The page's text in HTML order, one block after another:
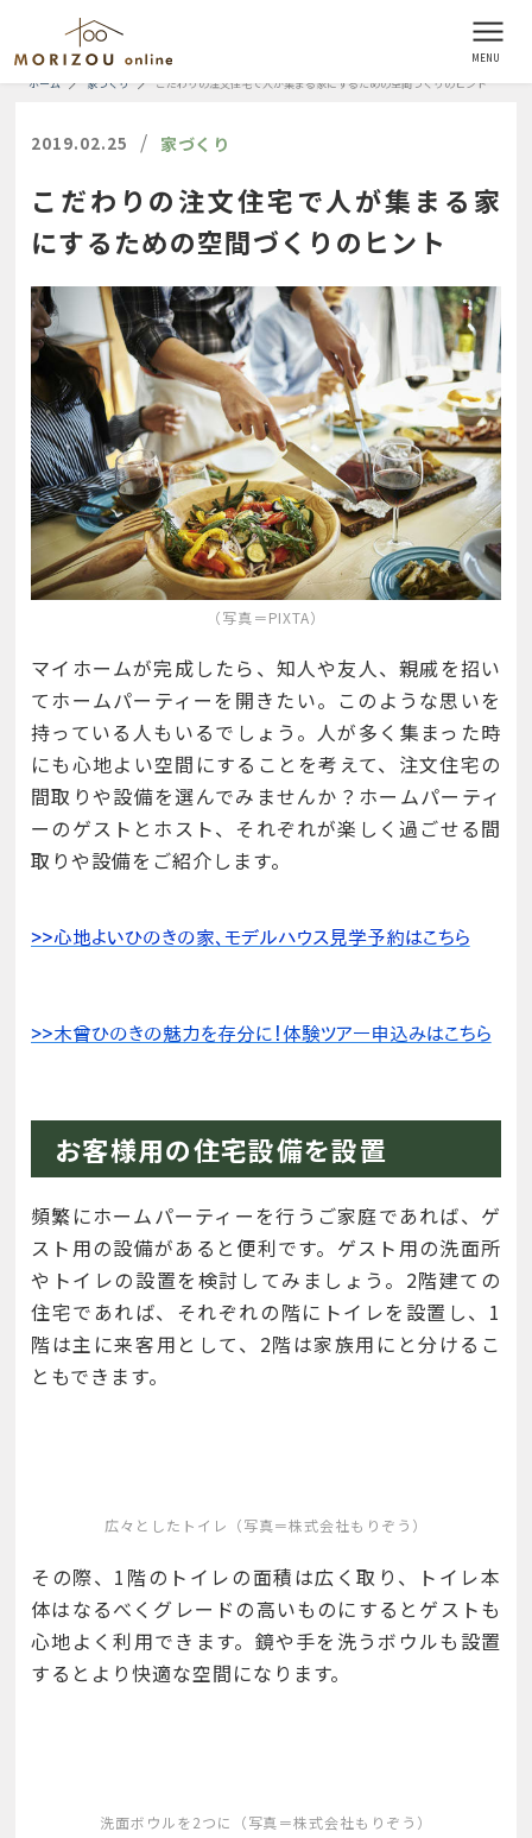
ホーム 家づくり こだわりの注文住宅で人が集まる家にするための空間づくりのヒント
2019.02.25 / 家づくり
こだわりの注文住宅で人が集まる家
にするための空間づくりのヒント
（写真＝PIXTA）
マイホームが完成したら、知人や友人、親戚を招い
てホームパーティーを開きたい。このような思いを
持っている人もいるでしょう。人が多く集まった時
にも心地よい空間にすることを考えて、注文住宅の
間取りや設備を選んでみませんか？ホームパーティ
ーのゲストとホスト、それぞれが楽しく過ごせる間
取りや設備をご紹介します。
お客様用の住宅設備を設置
頻繁にホームパーティーを行うご家庭であれば、ゲ
スト用の設備があると便利です。ゲスト用の洗面所
やトイレの設置を検討してみましょう。2階建ての
住宅であれば、それぞれの階にトイレを設置し、1
階は主に来客用として、2階は家族用にと分けるこ
ともできます。
広々としたトイレ（写真＝株式会社もりぞう）
その際、1階のトイレの面積は広く取り、トイレ本
体はなるべくグレードの高いものにするとゲストも
心地よく利用できます。鏡や手を洗うボウルも設置
するとより快適な空間になります。
洗面ボウルを2つに（写真＝株式会社もりぞう）